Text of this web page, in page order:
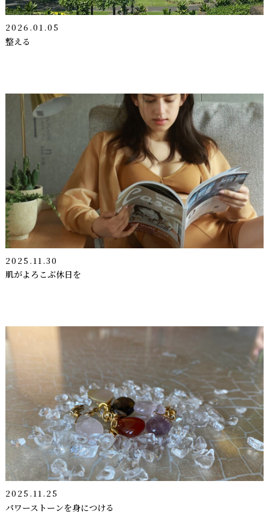
2026.01.05
整える
2025.11.30
肌がよろこぶ休日を
2025.11.25
パワーストーンを身につける